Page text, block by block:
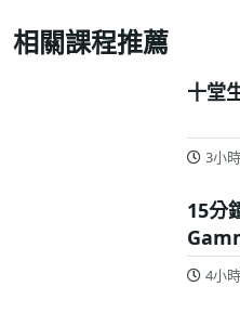
相關課程推薦
十堂
3小
15分
效實
4小